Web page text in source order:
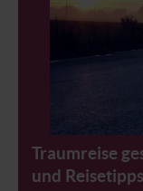
Traumreise
und